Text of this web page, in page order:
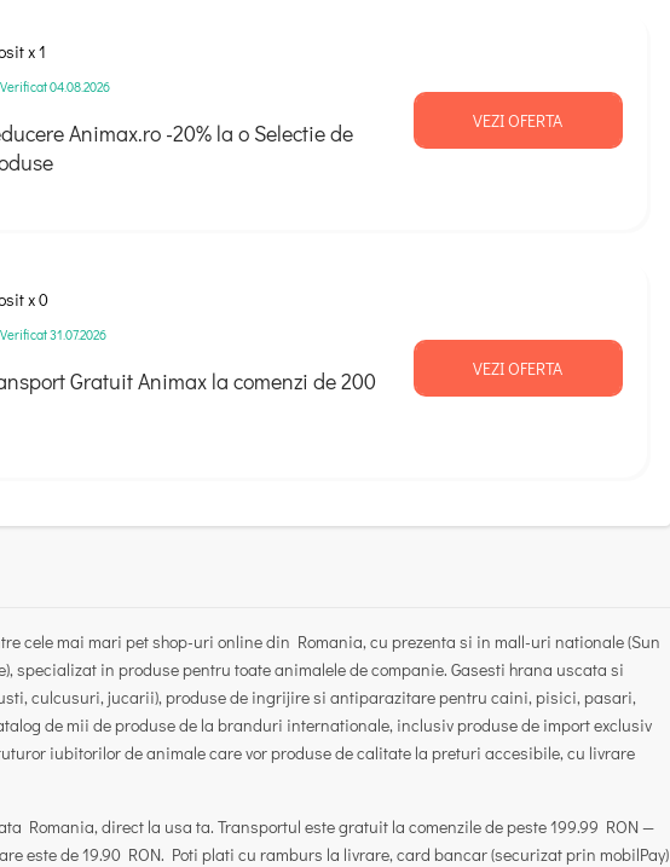
Verificat 04.08.2026
x 1
Animax.ro -20% la o Selectie de
VEZI OFERTA
Verificat 31.07.2026
x 0
Gratuit Animax la comenzi de 200
VEZI OFERTA
cele mai mari pet shop-uri online din Romania, cu prezenta si in mall-uri nationale (Sun
specializat in produse pentru toate animalele de companie. Gasesti hrana uscata si
culcusuri, jucarii), produse de ingrijire si antiparazitare pentru caini, pisici, pasari,
de mii de produse de la branduri internationale, inclusiv produse de import exclusiv
iubitorilor de animale care vor produse de calitate la preturi accesibile, cu livrare
Romania, direct la usa ta. Transportul este gratuit la comenzile de peste 199.99 RON—
este de19.90 RON. Poti plati cu ramburs la livrare, card bancar(securizat prin mobilPay)